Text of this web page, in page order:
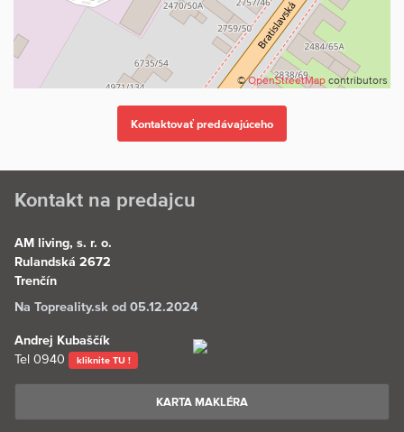
©OpenStreetMap contributors
Kontakt na predajcu
AM living, s. r. o.
Rulandská 2672
Trenčín
Na Topreality.sk od 05.12.2024
Andrej Kubaščík
Tel 0940 kliknite TU !
KARTA MAKLÉRA